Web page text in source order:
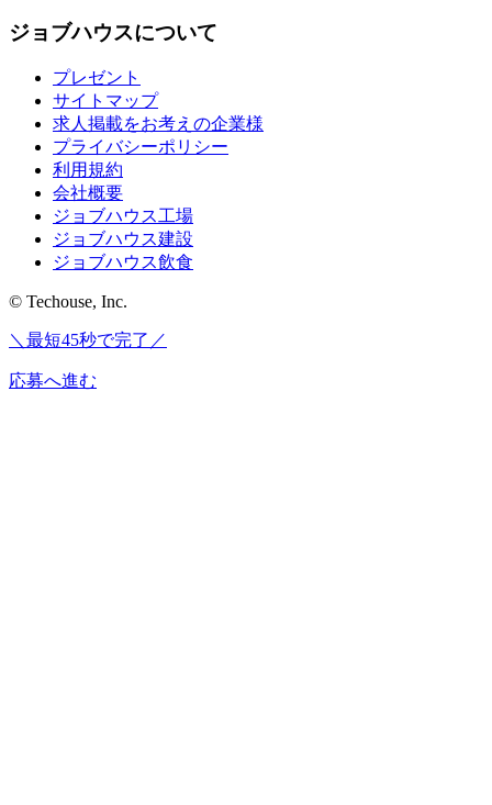
ジョブハウスについて
プレゼント
サイトマップ
求人掲載をお考えの企業様
プライバシーポリシー
利用規約
会社概要
ジョブハウス工場
ジョブハウス建設
ジョブハウス飲食
© Techouse, Inc.
＼最短45秒で完了／
応募へ進む